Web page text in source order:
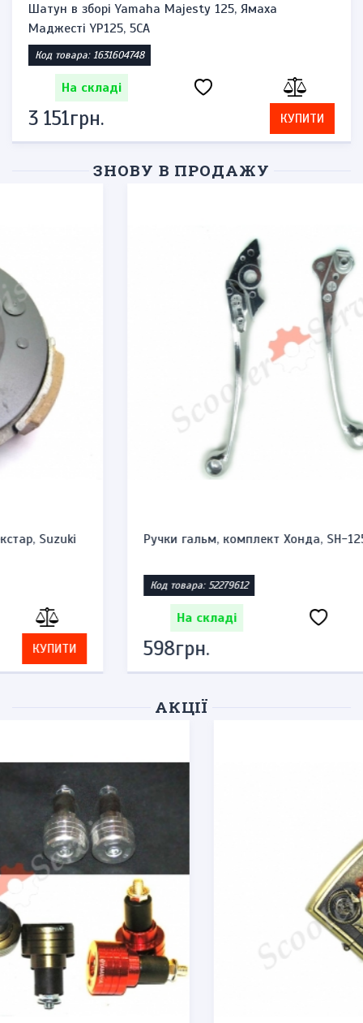
Шатун в зборі Yamaha Majesty 125, Ямаха
Маджесті YP125, 5CA
Код товара: 1631604748
На складі
3 151грн. КУПИТИ
ЗНОВУ В ПРОДАЖУ
Ручки гальм, комплект Хонда, SH-125-150cc
598грн.
АКЦІЇ